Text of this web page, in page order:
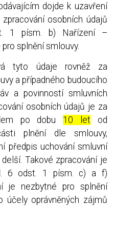
dojde k uzavření
zpracování osobních údajů
1 písm. b) Nařízení –
splnění smlouvy.
tyto údaje rovněž za
a případného budoucího
a povinností smluvních
osobních údajů je za
po dobu 10 let od
plnění dle smlouvy,
předpis uchování smluvní
Takové zpracování je
6 odst. 1 písm. c) a f)
je nezbytné pro splnění
účely oprávněných zájmů